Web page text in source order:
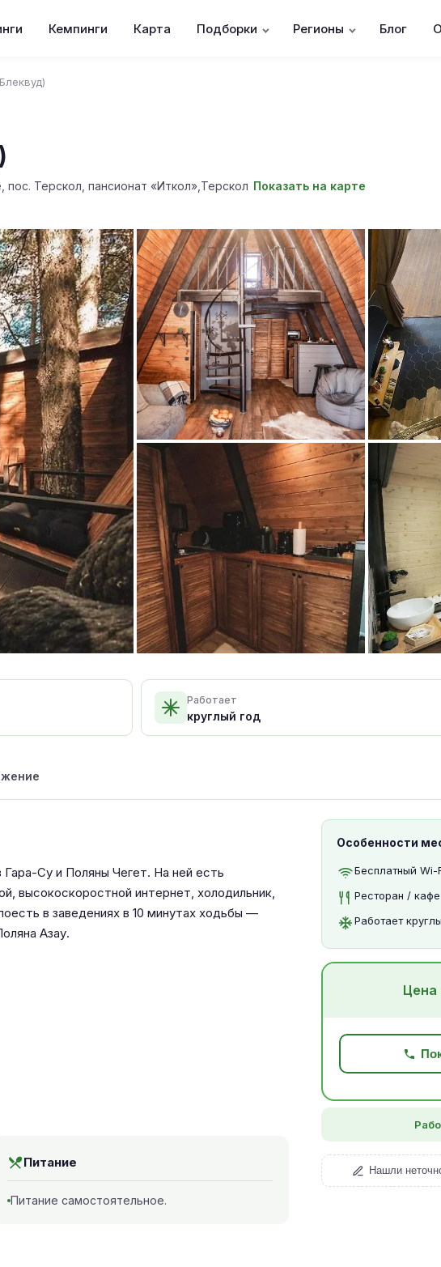
Кемпинги Карта Подборки Регионы Блог
Терскол, пансионат «Иткол»,Терскол Показать на карте
Работает
круглый год
Су и Поляны Чегет. На ней есть
высокоскоростной интернет, холодильник,
в заведениях в 10 минутах ходьбы —
Азау.
Питание
Питание самостоятельное.
Особенности
Бесплатный Wi-
Ресторан / кафе
Работает
Цена
Нашли